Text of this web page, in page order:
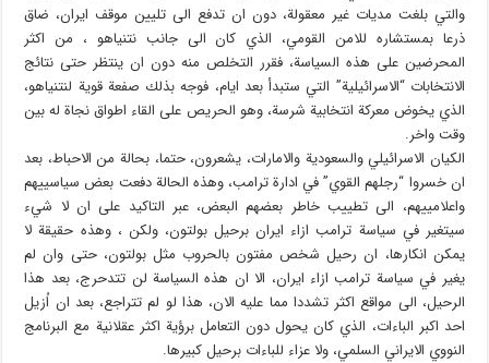
والتي بلغت مديات غير معقولة، دون ان تدفع الى تليين موقف ايران، ضاق
ذرعا بمستشاره للامن القومي، الذي كان الى جانب نتنياهو ، من اكثر
المحرضين على هذه السياسة، فقرر التخلص منه دون ان ينتظر حتى نتائج
الانتخابات “الاسرائيلية” التي ستبدأ بعد ايام، فوجه بذلك صفعة قوية لنتنياهو،
الذي يخوض معركة انتخابية شرسة، وهو الحريص على القاء اطواق نجاة له بين
وقت واخر.
الكيان الاسرائيلي والسعودية والامارات، يشعرون، حتما، بحالة من الاحباط، بعد
ان خسروا “رجلهم القوي” في ادارة ترامب، وهذه الحالة دفعت بعض سياسييهم
واعلامييهم، الى تطييب خاطر بعضهم البعض، عبر التاكيد على ان لا شيء
سيتغير في سياسة ترامب ازاء ايران برحيل بولتون، ولكن ، وهذه حقيقة لا
يمكن انكارها، ان رحيل شخص مفتون بالحروب مثل بولتون، حتى وان لم
يغير في سياسة ترامب ازاء ايران، الا ان هذه السياسة لن تتدحرج، بعد هذا
الرحيل، الى مواقع اكثر تشددا مما عليه الان، هذا لو لم تتراجع، بعد ان اُزيل
احد اكبر الباءات، الذي كان يحول دون التعامل برؤية اكثر عقلانية مع البرنامج
النووي الايراني السلمي، ولا عزاء للباءات برحيل كبيرها.